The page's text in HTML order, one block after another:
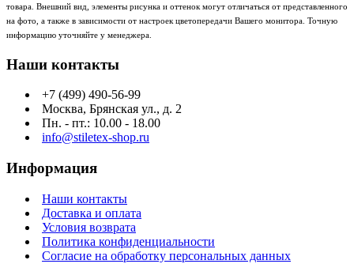
товара. Внешний вид, элементы рисунка и оттенок могут отличаться от представленного
на фото, а также в зависимости от настроек цветопередачи Вашего монитора. Точную
информацию уточняйте у менеджера.
Наши контакты
+7 (499) 490-56-99
Москва, Брянская ул., д. 2
Пн. - пт.: 10.00 - 18.00
info@stiletex-shop.ru
Информация
Наши контакты
Доставка и оплата
Условия возврата
Политика конфиденциальности
Согласие на обработку персональных данных